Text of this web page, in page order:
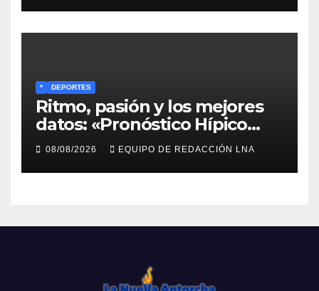
* DEPORTES
Ritmo, pasión y los mejores
datos: «Pronóstico Hípico
Musical» se adueña de los
domingos en La Poderosa
90.3 FM
08/08/2026 EQUIPO DE REDACCIÓN LNA